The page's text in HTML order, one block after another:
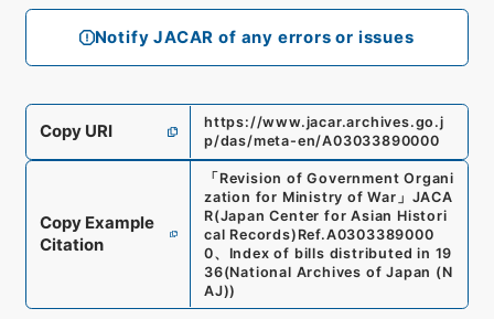
Notify JACAR of any errors or issues
Copy URI
https://www.jacar.archives.go.j
p/das/meta-en/A03033890000
Copy Example
Citation
「Revision of Government Organi
zation for Ministry of War 」 JACA
R(Japan Center for Asian Histori
cal Records) Ref.A0303389000
0、 Index of bills distributed in 19
36(National Archives of Japan (N
AJ))